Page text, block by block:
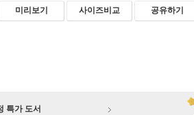
미리보기 사이즈비교 공유하기
특가 도서